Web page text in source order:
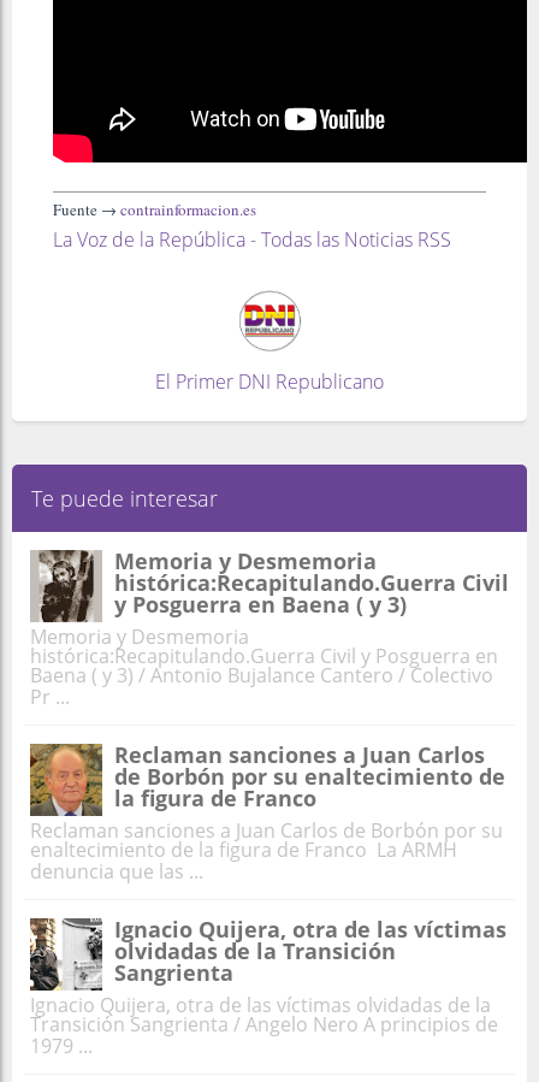
Fuente → contrainformacion.es
La Voz de la República - Todas las Noticias RSS
El Primer DNI Republicano
Te puede interesar
Memoria y Desmemoria
histórica:Recapitulando.Guerra Civil
y Posguerra en Baena ( y 3)
Memoria y Desmemoria
histórica:Recapitulando.Guerra Civil y Posguerra en
Baena ( y 3) / Antonio Bujalance Cantero / Colectivo
Pr ...
Reclaman sanciones a Juan Carlos
de Borbón por su enaltecimiento de
la figura de Franco
Reclaman sanciones a Juan Carlos de Borbón por su
enaltecimiento de la figura de Franco La ARMH
denuncia que las ...
Ignacio Quijera, otra de las víctimas
olvidadas de la Transición
Sangrienta
Ignacio Quijera, otra de las víctimas olvidadas de la
Transición Sangrienta / Angelo Nero A principios de
1979 ...